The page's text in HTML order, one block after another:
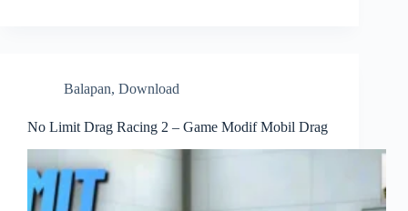
Balapan, Download
No Limit Drag Racing 2 – Game Modif Mobil Drag